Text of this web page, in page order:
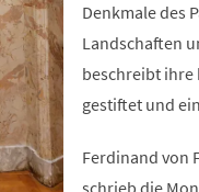
Denkmale des
Landschaften
beschreibt ihre
gestiftet und
Ferdinand von
schrieb die